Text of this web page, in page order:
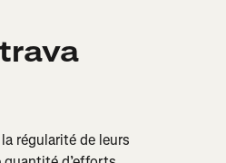
régularité de leurs